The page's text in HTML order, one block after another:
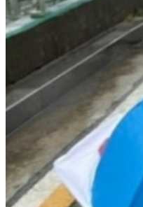
국
주
우
즐
성
아
탑-
프
릴
리